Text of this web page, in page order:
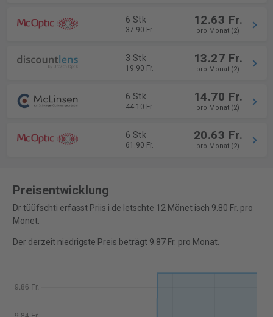
6 Stk
37.90 Fr.
12.63 Fr.
pro Monat (2)
3 Stk
19.90 Fr.
13.27 Fr.
pro Monat (2)
6 Stk
44.10 Fr.
14.70 Fr.
pro Monat (2)
6 Stk
61.90 Fr.
20.63 Fr.
pro Monat (2)
Preisentwicklung
Dr tüüfschti erfasst Priis i de letschte 12 Mönet isch 9.80 Fr. pro
Monet.
Der derzeit niedrigste Preis beträgt 9.87 Fr. pro Monat.